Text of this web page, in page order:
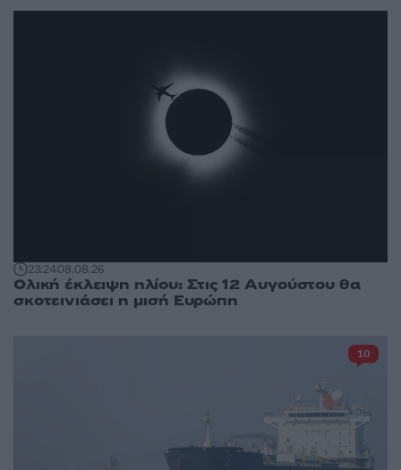
23:2408.08.26
Ολική έκλειψη ηλίου: Στις 12 Αυγούστου θα
σκοτεινιάσει η μισή Ευρώπη
10